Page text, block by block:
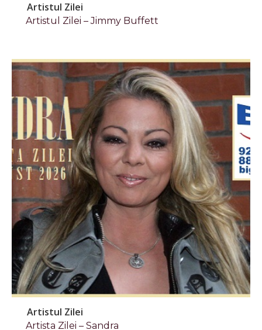
Artistul Zilei
Artistul Zilei – Jimmy Buffett
Artistul Zilei
Artista Zilei – Sandra